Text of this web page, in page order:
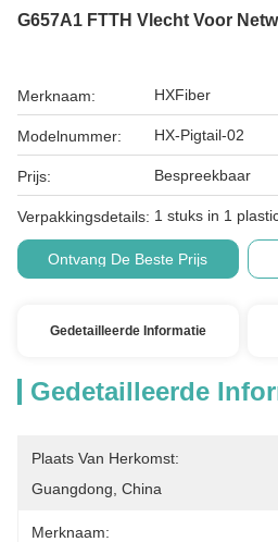
G657A1 FTTH Vlecht Voor
Merknaam: HXFiber
Modelnummer: HX-Pigtail-02
Prijs: Bespreekbaar
Verpakkingsdetails: 1 stuks in 1
Ontvang De Beste Prijs
Gedetailleerde Informatie
Gedetailleerde
Plaats Van Herkomst:
Guangdong, China
Merknaam: